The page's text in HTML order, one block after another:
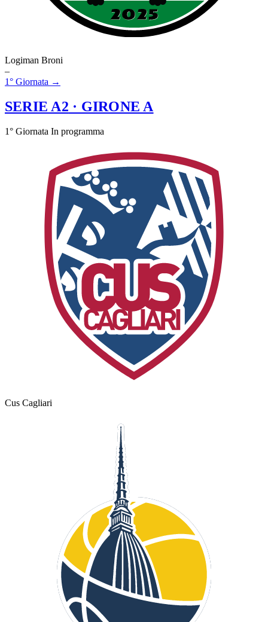
Logiman Broni
–
1° Giornata →
SERIE A2 · GIRONE A
1° Giornata In programma
Cus Cagliari